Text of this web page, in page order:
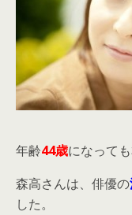
年齢44歳になって
森高さんは、俳優の
した。